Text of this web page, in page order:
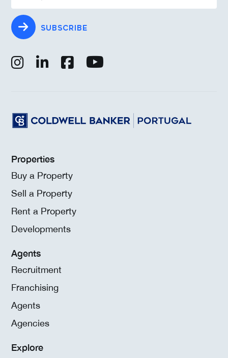
SUBSCRIBE
Properties
Buy a Property
Sell a Property
Rent a Property
Developments
Agents
Recruitment
Franchising
Agents
Agencies
Explore